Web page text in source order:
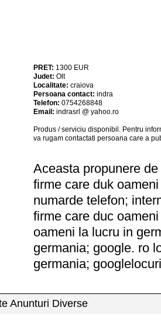
PRET: 1300 EUR
Judet: Olt
Localitate: craiova
Persoana contact: indra
Telefon: 0754268848
Email: indrasrl @ yahoo.ro
Produs / serviciu disponibil . Pentru
va rugam contactati persoana care a
Aceasta propunere
firme care duk
numarde telefon;
firme care duc
oameni la lucru in
germania; google. ro
germania;
Anunturi Diverse